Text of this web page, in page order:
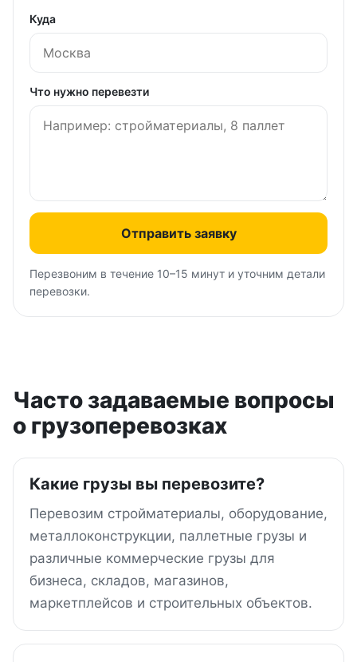
Куда
Что нужно перевезти
Отправить заявку
Перезвоним в течение 10–15 минут и уточним детали
перевозки.
Часто задаваемые вопросы
о грузоперевозках
Какие грузы вы перевозите?
Перевозим стройматериалы, оборудование,
металлоконструкции, паллетные грузы и
различные коммерческие грузы для
бизнеса, складов, магазинов,
маркетплейсов и строительных объектов.